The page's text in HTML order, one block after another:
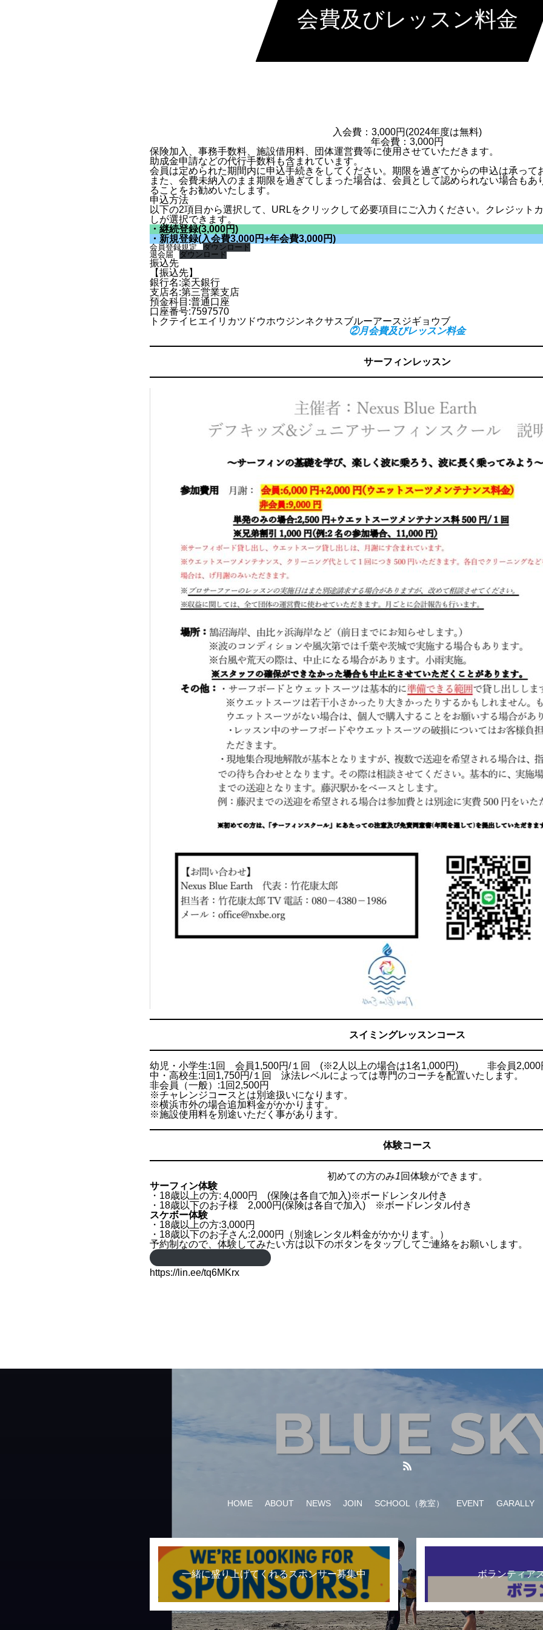
会費及びレッスン料金
入会費：3,000円(2024年度は無料)
年会費：3,000円
保険加入、事務手数料、施設借用料、団体運営費等に使用させていただきます。
助成金申請などの代行手数料も含まれています。
会員は定められた期間内に申込手続きをしてください。期限を過ぎてからの申込は承って
また、会費未納入のまま期限を過ぎてしまった場合は、会員として認められない場合もあ
ることをお勧めいたします。
申込方法
以下の2項目から選択して、URLをクリックして必要項目にご入力ください。クレジット
しが選択できます。
・継続登録(3,000円)
・新規登録(入会費3,000円+年会費3,000円)
会員登録規定
ダウンロード
退会届
ダウンロード
振込先
【振込先】
銀行名:楽天銀行
支店名:第三営業支店
預金科目:普通口座
口座番号:7597570
トクテイヒエイリカツドウホウジンネクサスブルーアースジギョウブ
②月会費及びレッスン料金
サーフィンレッスン
スイミングレッスンコース
幼児・小学生:1回 会員1,500円/１回 (※2人以上の場合は1名1,000円) 非会員2,000
中・高校生:1回1,750円/１回 泳法レベルによっては専門のコーチを配置いたします。
非会員（一般）:1回2,500円
※チャレンジコースとは別途扱いになります。
※横浜市外の場合追加料金がかかります。
※施設使用料を別途いただく事があります。
体験コース
初めての方のみ1回体験ができます。
サーフィン体験
・18歳以上の方: 4,000円 (保険は各自で加入)※ボードレンタル付き
・18歳以下のお子様 2,000円(保険は各自で加入) ※ボードレンタル付き
スケボー体験
・18歳以上の方:3,000円
・18歳以下のお子さん:2,000円（別途レンタル料金がかかります。）
予約制なので、体験してみたい方は以下のボタンをタップしてご連絡をお願いします。
https://lin.ee/tq6MKrx
HOME ABOUT NEWS JOIN SCHOOL（教室） EVENT GARALLY
一緒に盛り上げてくれるスポンサー募集中 ボランティア